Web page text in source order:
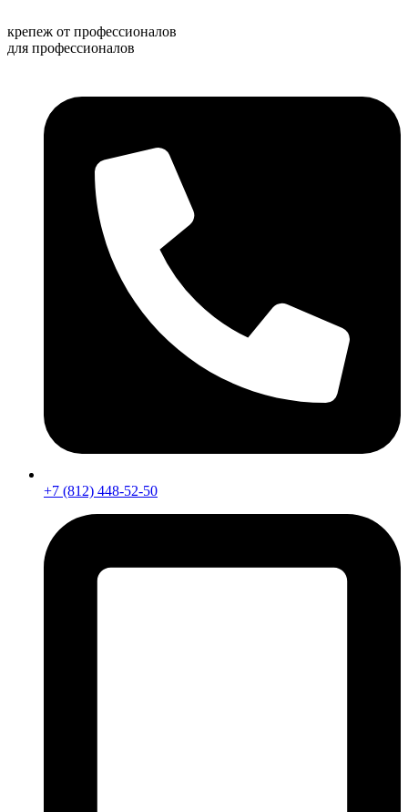
к
содержимому
крепеж от профессионалов
для профессионалов
+7 (812) 448-52-50